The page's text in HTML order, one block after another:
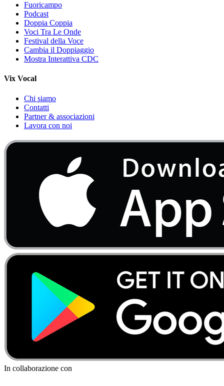
Fuoricampo
Podcast
Doppia Coppia
Voci Tra Le Onde
Festival della Voce
Cambia il Doppiaggio
Mostra Interattiva CDC
Vix Vocal
Chi siamo
Contatti
Partner & associazioni
Lavora con noi
In collaborazione con